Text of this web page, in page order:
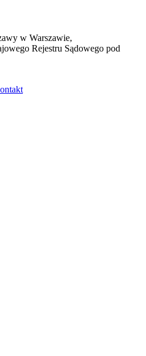
w Warszawie,
Rejestru Sądowego pod